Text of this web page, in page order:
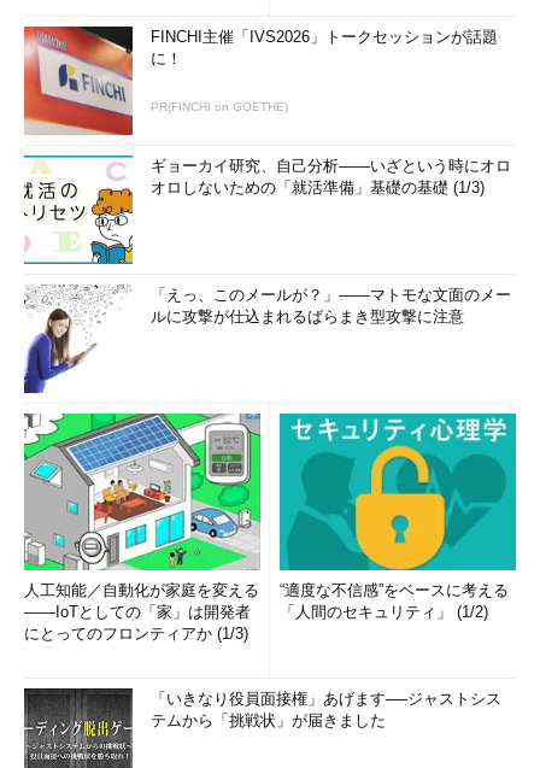
FINCHI主催「IVS2026」トークセッションが話題
に！
PR(FINCHI on GOETHE)
ギョーカイ研究、自己分析――いざという時にオロ
オロしないための「就活準備」基礎の基礎 (1/3)
「えっ、このメールが？」――マトモな文面のメー
ルに攻撃が仕込まれるばらまき型攻撃に注意
人工知能／自動化が家庭を変える
――IoTとしての「家」は開発者
にとってのフロンティアか (1/3)
“適度な不信感”をベースに考える
「人間のセキュリティ」 (1/2)
「いきなり役員面接権」あげます──ジャストシス
テムから「挑戦状」が届きました